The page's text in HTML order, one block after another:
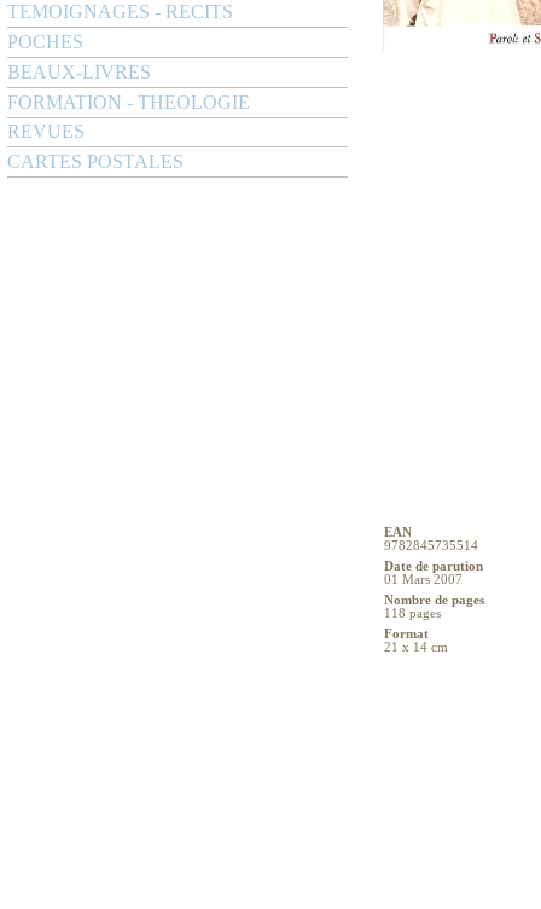
TEMOIGNAGES - RECITS
POCHES
BEAUX-LIVRES
FORMATION - THEOLOGIE
REVUES
CARTES POSTALES
EAN
9782845735514
Date de parution
01 Mars 2007
Nombre de pages
118 pages
Format
21 x 14 cm